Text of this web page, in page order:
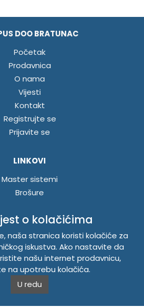
DOO BRATUNAC
Početak
Prodavnica
O nama
Vijesti
Kontakt
Registrujte se
Prijavite se
LINKOVI
Master sistemi
Brošure
INFORMACIJE
o kolačićima
Uslovi korištenja
Politika privatnosti
o kolačićima
naša stranica koristi kolačiće za
iskustva. Ako nastavite da
našu internet prodavnicu,
na upotrebu kolačića.
U redu